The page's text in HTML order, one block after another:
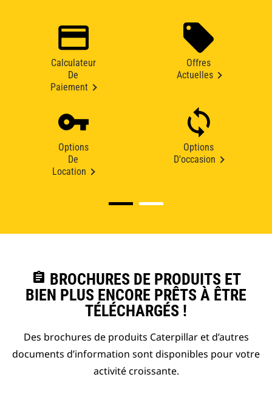
Calculateur
De
Paiement
Offres
Actuelles
Options
De
Location
Options
D'occasion
assignment BROCHURES DE PRODUITS ET
BIEN PLUS ENCORE PRÊTS À ÊTRE
TÉLÉCHARGÉS !
Des brochures de produits Caterpillar et d’autres
documents d’information sont disponibles pour votre
activité croissante.